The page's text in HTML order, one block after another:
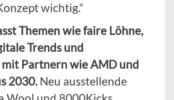
wichtig.“
Themen wie faire Löhne,
Trends und
Partnern wie AMD und
2030. Neu ausstellende